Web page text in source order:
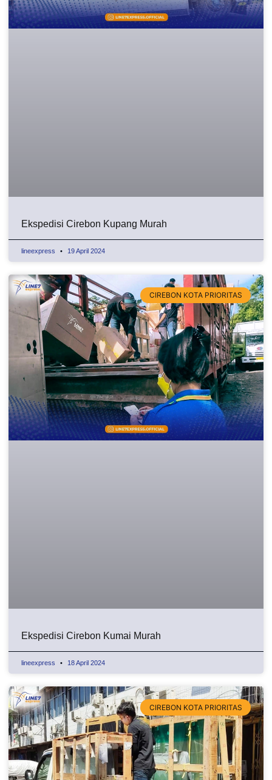
Ekspedisi Cirebon Kupang Murah
lineexpress 19 April 2024
CIREBON KOTA PRIORITAS
Ekspedisi Cirebon Kumai Murah
lineexpress 18 April 2024
CIREBON KOTA PRIORITAS